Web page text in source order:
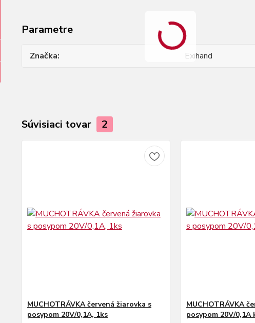
Parametre
Značka Exihand
Súvisiaci tovar 2
MUCHOTRÁVKA červená žiarovka s
posypom 20V/0,1A, 1ks
MUCHOTRÁVKA
posypom 20V/0,1A